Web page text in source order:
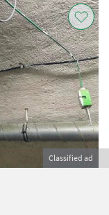
Classified ad